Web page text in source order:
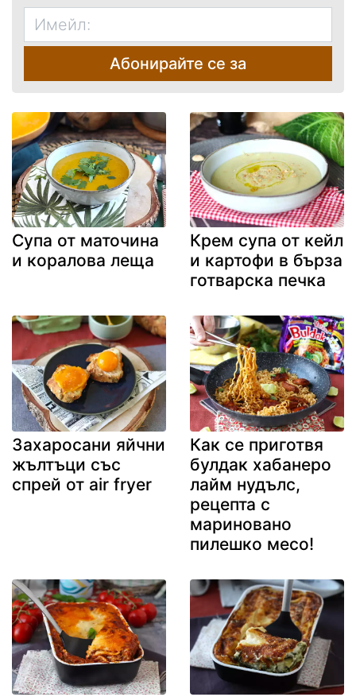
Абонирайте се за
Супа от маточина
и коралова леща
Крем супа от кейл
и картофи в бърза
готварска печка
Захаросани яйчни
жълтъци със
спрей от air fryer
Как се приготвя
булдак хабанеро
лайм нудълс,
рецепта с
мариновано
пилешко месо!